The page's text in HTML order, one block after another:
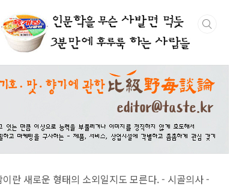
운 형태의 소외일지도 모른다. - 시골의사 -